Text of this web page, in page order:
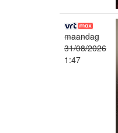
maandag
31/08/2026
1:47